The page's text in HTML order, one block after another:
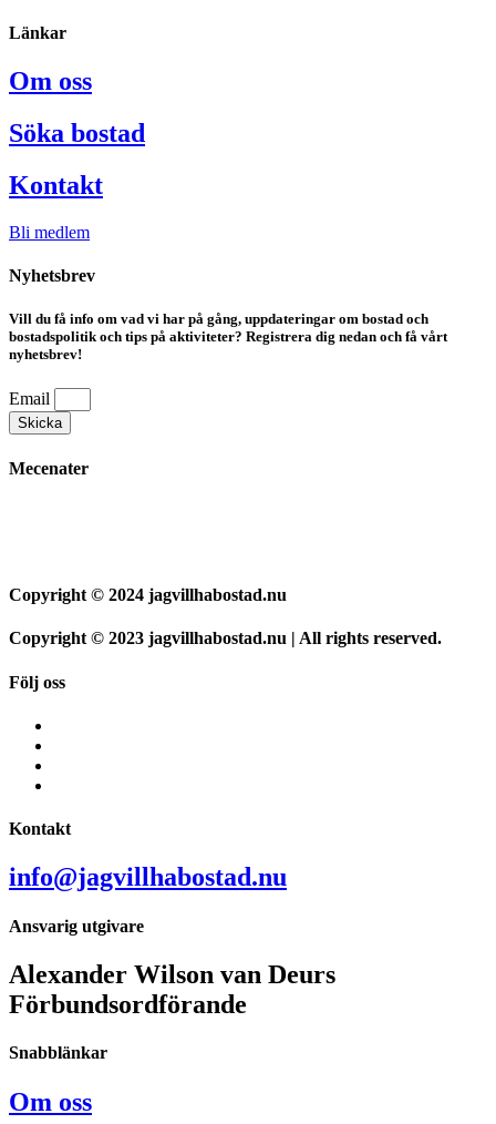
Länkar
Om oss
Söka bostad
Kontakt
Bli medlem
Nyhetsbrev
Vill du få info om vad vi har på gång, uppdateringar om bostad och
bostadspolitik och tips på aktiviteter? Registrera dig nedan och få vårt
nyhetsbrev!
Email
Skicka
Mecenater
Copyright © 2024 jagvillhabostad.nu
Copyright © 2023 jagvillhabostad.nu | All rights reserved.
Följ oss
Kontakt
info@jagvillhabostad.nu
Ansvarig utgivare
Alexander Wilson van Deurs
Förbundsordförande
Snabblänkar
Om oss